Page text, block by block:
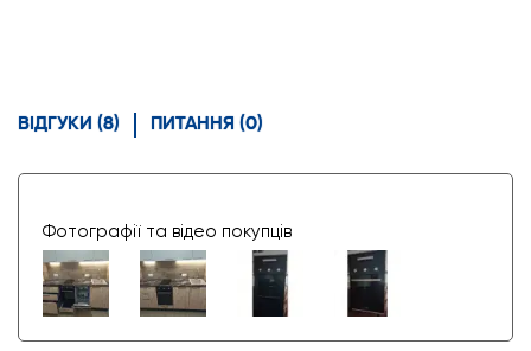
ВІДГУКИ (8) ПИТАННЯ (0)
Фотографії та відео покупців